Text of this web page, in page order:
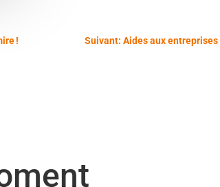
! Suivant: Aides aux